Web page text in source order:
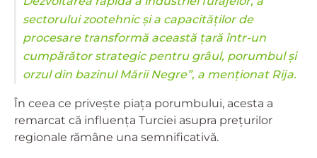
sectorului zootehnic și a capacităților de
procesare transformă această țară într-un
cumpărător strategic pentru grâul, porumbul și
orzul din bazinul Mării Negre”, a menționat Rija.
În ceea ce privește piața porumbului, acesta a
remarcat că influența Turciei asupra prețurilor
regionale rămâne una semnificativă.